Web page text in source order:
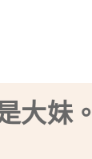
大妹。